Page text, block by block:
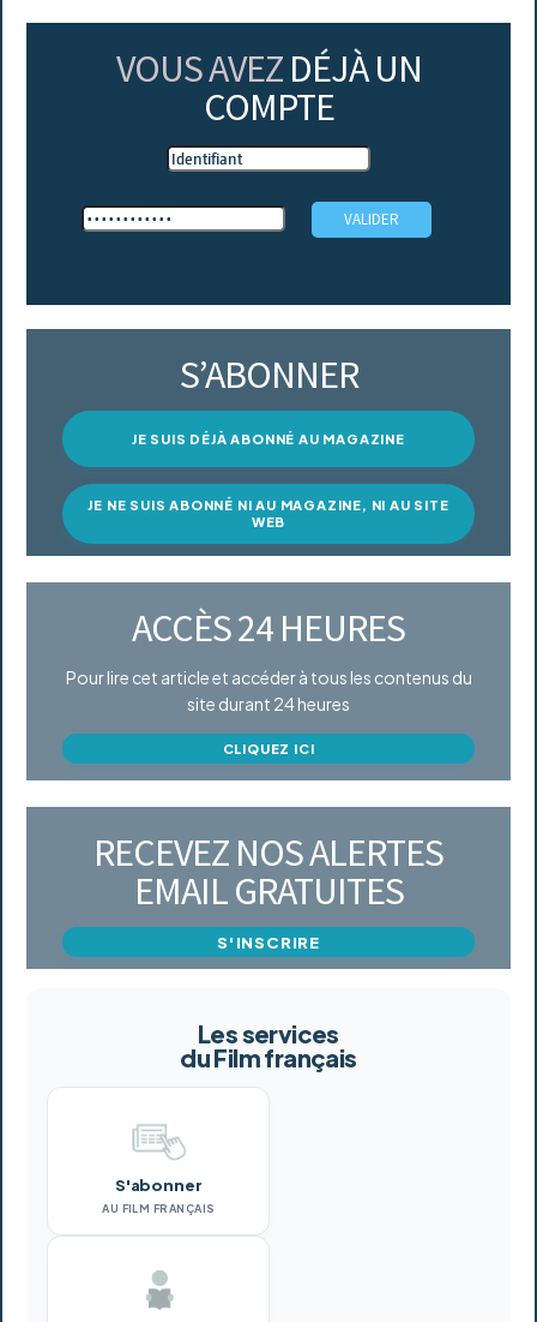
VOUS AVEZ DÉJÀ UN
COMPTE
S’ABONNER
JE SUIS DÉJÀ ABONNÉ AU MAGAZINE
JE NE SUIS ABONNÉ NI AU MAGAZINE, NI AU SITE
WEB
ACCÈS 24 HEURES
Pour lire cet article et accéder à tous les contenus du
site durant 24 heures
CLIQUEZ ICI
RECEVEZ NOS ALERTES
EMAIL GRATUITES
S'INSCRIRE
Les services
du Film français
S'abonner
AU FILM FRANÇAIS